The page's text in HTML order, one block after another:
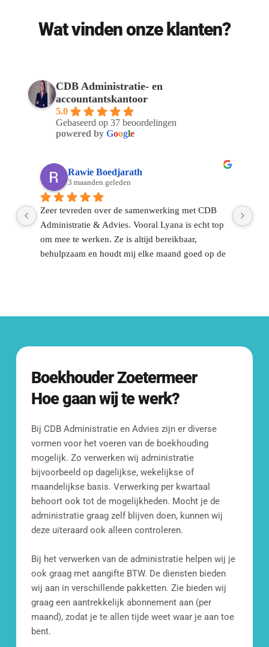
Een greep uit de diverse groep klanten
waar wij voor werken.
Bekijk al onze klanten.
info@cdbadministratie.nl
Bel ons
010 307 2338
Contact met CDB
Ons doel is om je binnen 24 uur van
reactie te voorzien.
Wat vinden onze klanten?
CDB Administratie- en
accountantskantoor
5.0
Gebaseerd op 37 beoordelingen
powered by Google
Rawie Boedjarath
3 maanden geleden
Zeer tevreden over de samenwerking met CDB
Administratie & Advies. Vooral Lyana is echt top
om mee te werken. Ze is altijd bereikbaar,
behulpzaam en houdt mij elke maand goed op de
BoekhouderZoetermeer
Hoe gaan wij te werk?
Bij CDB Administratie en Advies zijn er diverse
vormen voor het voeren van de boekhouding
mogelijk. Zo verwerken wij administratie
bijvoorbeeld op dagelijkse, wekelijkse of
maandelijkse basis. Verwerking per kwartaal
behoort ook tot de mogelijkheden. Mocht je de
administratie graag zelf blijven doen, kunnen wij
deze uiteraard ook alleen controleren.
Bij het verwerken van de administratie helpen wij je
ook graag met aangifte BTW. De diensten bieden
wij aan in verschillende pakketten. Zie bieden wij
graag een aantrekkelijk abonnement aan (per
maand), zodat je te allen tijde weet waar je aan toe
bent.